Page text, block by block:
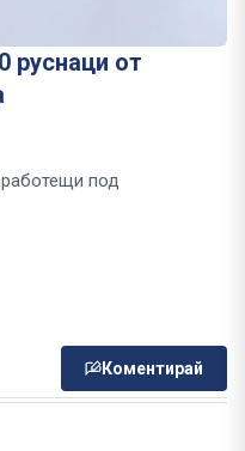
руснаци от
под
Коментирай